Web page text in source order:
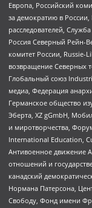
Европа, Российский
за демократию в России,
расследователей,
Россия Северный Рейн-
комитет России, Russie-
возвращение Северных
Глобальный союз
медиа, Федерация
Германское общество
Эберта, XZ gGmbH,
и миротворчества,
International Education,
Антивоенное движение
отношений и
канадский
Нормана Патерсона,
Свободу, Фонд имени